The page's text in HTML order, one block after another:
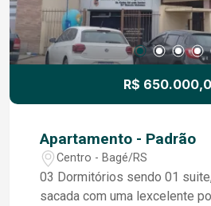
R$
Apartamento - Padrão
Centro - Bagé/RS
03 Dormitórios sendo 01
sacada com uma lexcelente